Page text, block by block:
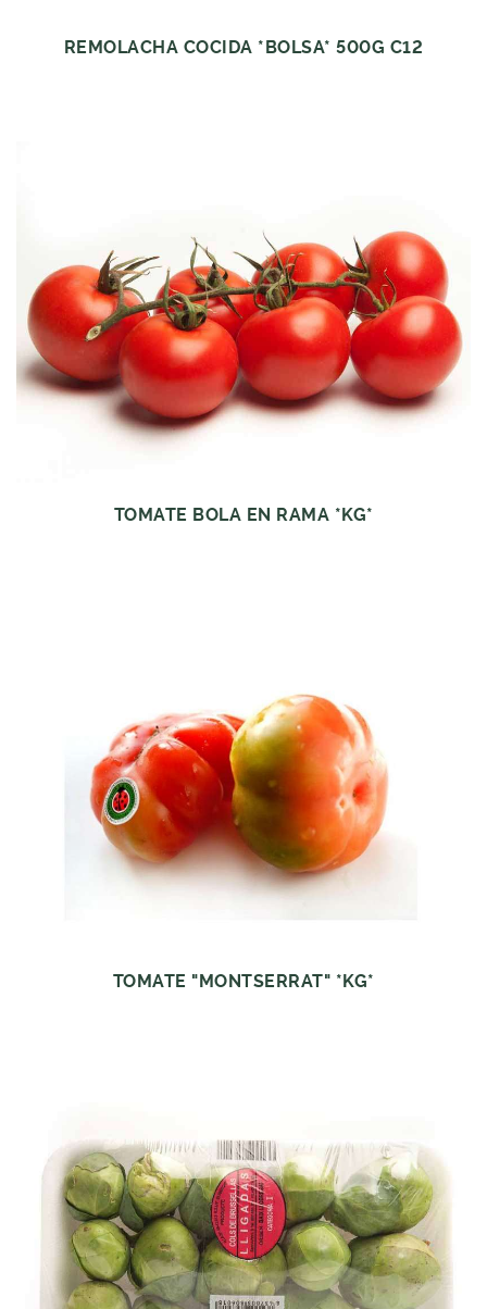
REMOLACHA COCIDA *BOLSA* 500G C12
TOMATE BOLA EN RAMA *KG*
TOMATE "MONTSERRAT" *KG*